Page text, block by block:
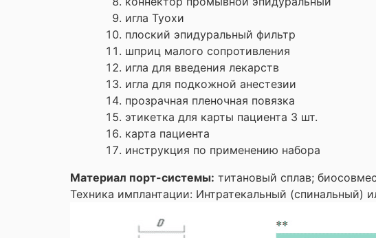
игла Туохи
плоский эпидуральный фильтр
шприц малого сопротивления
игла для введения лекарств
игла для подкожной анестезии
прозрачная пленочная повязка
этикетка для карты пациента 3 шт.
карта пациента
инструкция по применению набора
Материал порт-системы: титановый сплав;
Техника имплантации: Интратекальный (спинальный)